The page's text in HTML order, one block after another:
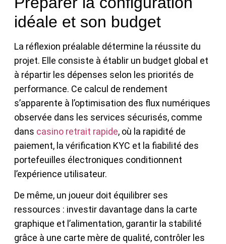
idéale et son budget
La réflexion préalable détermine la réussite du
projet. Elle consiste à établir un budget global et
à répartir les dépenses selon les priorités de
performance. Ce calcul de rendement
s’apparente à l’optimisation des flux numériques
observée dans les services sécurisés, comme
dans casino retrait rapide, où la rapidité de
paiement, la vérification KYC et la fiabilité des
portefeuilles électroniques conditionnent
l’expérience utilisateur.
De même, un joueur doit équilibrer ses
ressources : investir davantage dans la carte
graphique et l’alimentation, garantir la stabilité
grâce à une carte mère de qualité, contrôler les